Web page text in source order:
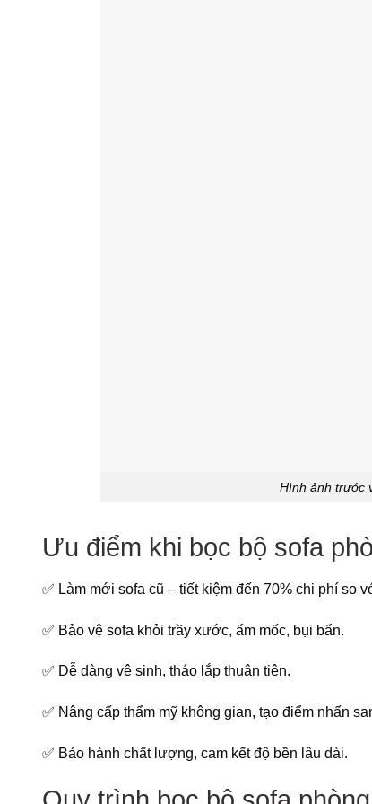
Hình ảnh trước
Ưu điểm khi bọc bộ sofa
✅ Làm mới sofa cũ – tiết kiệm đến 70% chi phí so
✅ Bảo vệ sofa khỏi trầy xước, ẩm mốc, bụi bẩn.
✅ Dễ dàng vệ sinh, tháo lắp thuận tiện.
✅ Nâng cấp thẩm mỹ không gian, tạo điểm nhấn
✅ Bảo hành chất lượng, cam kết độ bền lâu dài.